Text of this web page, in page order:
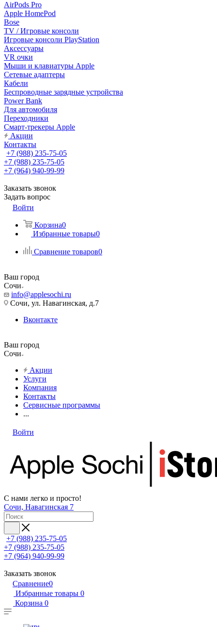
AirPods Pro
Apple HomePod
Bose
TV / Игровые консоли
Игровые консоли PlayStation
Аксессуары
VR очки
Мыши и клавиатуры Apple
Сетевые адаптеры
Кабели
Беспроводные зарядные устройства
Power Bank
Для автомобиля
Переходники
Смарт-трекеры Apple
Акции
Контакты
+7 (988) 235-75-05
+7 (988) 235-75-05
+7 (964) 940-99-99
Заказать звонок
Задать вопрос
Войти
Корзина0
Избранные товары0
Сравнение товаров0
Ваш город
Сочи
info@applesochi.ru
Сочи, ул. Навагинская, д.7
Вконтакте
Ваш город
Сочи
Акции
Услуги
Компания
Контакты
Сервисные программы
...
Войти
С нами легко и просто!
Сочи, Навагинская 7
+7 (988) 235-75-05
+7 (988) 235-75-05
+7 (964) 940-99-99
Заказать звонок
Сравнение0
Избранные товары 0
Корзина 0